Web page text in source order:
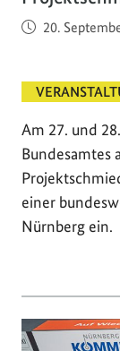
20.
Am 27. und
Bundesamtes
einer
Nürnberg ein.